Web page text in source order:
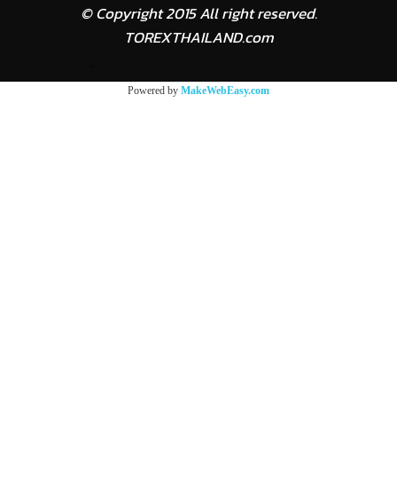
© Copyright 2015 All right reserved.
TOREXTHAILAND.com
Powered by MakeWebEasy.com